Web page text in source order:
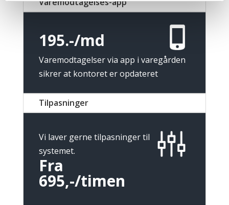
195.-/md
Varemodtagelser via app i varegården
sikrer at kontoret er opdateret
Tilpasninger
Vi laver gerne tilpasninger til
systemet.
Fra
695,-/timen